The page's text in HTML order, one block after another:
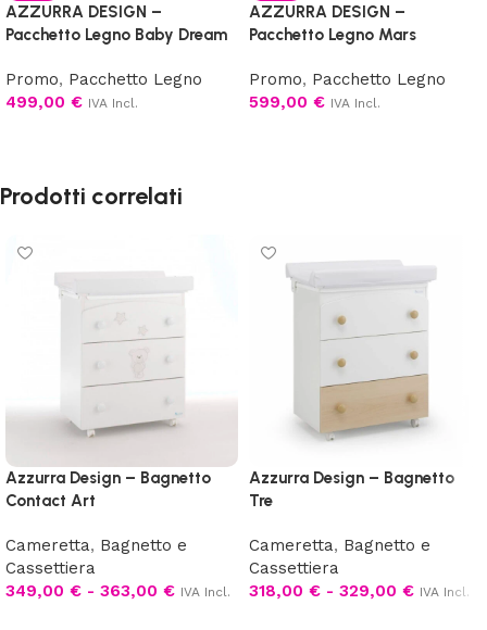
AZZURRA DESIGN –
Pacchetto Legno Baby Dream
Promo, Pacchetto Legno
499,00 € IVA Incl.
AZZURRA DESIGN –
Pacchetto Legno Mars
Promo, Pacchetto Legno
599,00 € IVA Incl.
Prodotti correlati
Azzurra Design – Bagnetto
Contact Art
Cameretta, Bagnetto e
Cassettiera
349,00 € - 363,00 € IVA Incl.
Azzurra Design – Bagnetto
Tre
Cameretta, Bagnetto e
Cassettiera
318,00 € - 329,00 € IVA Incl.